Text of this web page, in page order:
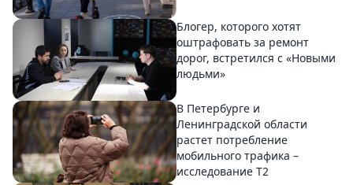
Блогер, которого хотят
оштрафовать за ремонт
дорог, встретился с «Новыми
людьми»
В Петербурге и
Ленинградской области
растет потребление
мобильного трафика –
исследование T2